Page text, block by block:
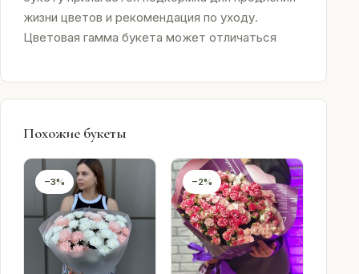
жизни цветов и рекомендация по уходу.
Цветовая гамма букета может отличаться
Похожие букеты
−3% −2%